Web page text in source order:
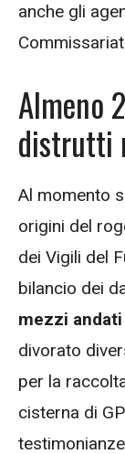
anche gli
Almeno
distrutti
Al momento
origini del
dei Vigili del
bilancio dei
mezzi
divorato
per la
cisterna di